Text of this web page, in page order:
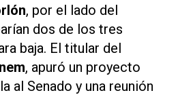
, por el lado del
dos de los tres
baja. El titular del
, apuró un proyecto
al Senado y una reunión